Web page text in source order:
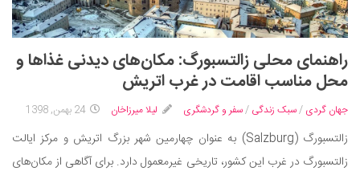
راهنمای محلی زالتسبورگ: مکان‌های دیدنی غذاها و
محل مناسب اقامت در غرب اتریش
جهان گردی /سبک زندگی /سفر و گردشگری لیلا میرزاخان 24 بهمن, 1398
زالتسبورگ (Salzburg) به عنوان چهارمین شهر بزرگ اتریش و مرکز ایالت
زالتسبورگ در غرب این کشور، تاریخی غیرمعمول دارد. برای آگاهی از مکان‌های